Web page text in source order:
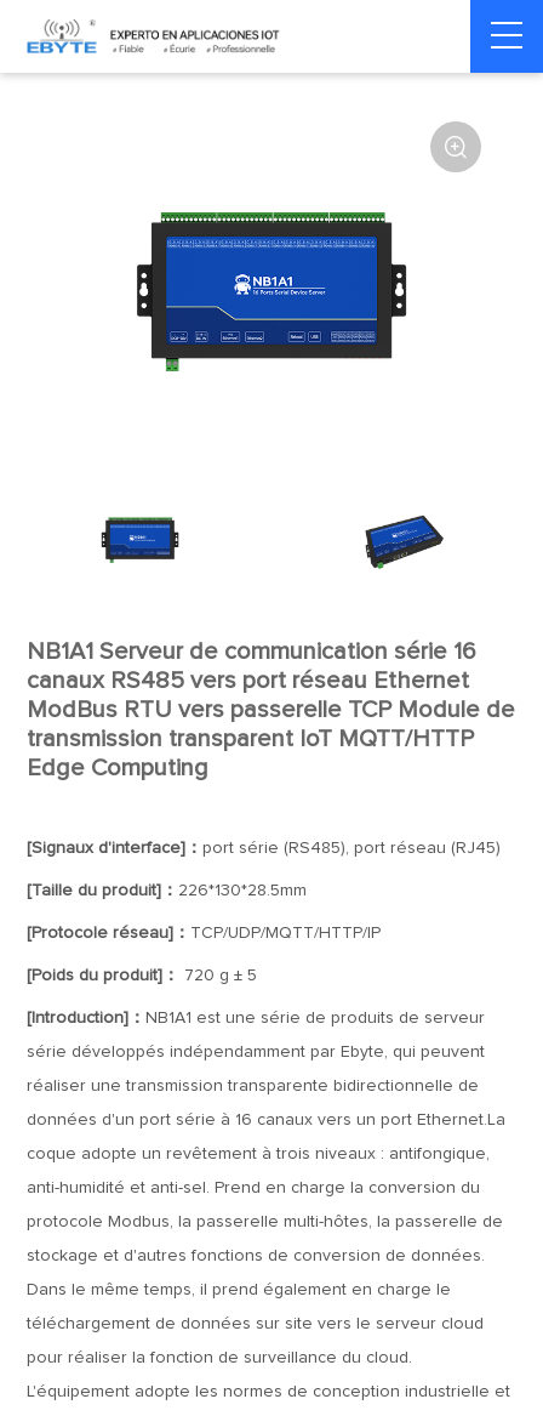
Home > Modem > Serial server/Ethernet Multi-serial server

NB1A1 Serveur de communication série 16
canaux RS485 vers port réseau Ethernet
ModBus RTU vers passerelle TCP Module de
transmission transparent IoT MQTT/HTTP
Edge Computing
[Signaux d'interface]：port série (RS485), port réseau (RJ45)
[Taille du produit]： 226*130*28.5mm
[Protocole réseau]： TCP/UDP/MQTT/HTTP/IP
[Poids du produit]： 720 g ± 5
[Introduction]： NB1A1 est une série de produits de serveur
série développés indépendamment par Ebyte, qui peuvent
réaliser une transmission transparente bidirectionnelle de
données d'un port série à 16 canaux vers un port Ethernet.La
coque adopte un revêtement à trois niveaux : antifongique,
anti-humidité et anti-sel. Prend en charge la conversion du
protocole Modbus, la passerelle multi-hôtes, la passerelle de
stockage et d'autres fonctions de conversion de données.
Dans le même temps, il prend également en charge le
téléchargement de données sur site vers le serveur cloud
pour réaliser la fonction de surveillance du cloud.
L'équipement adopte les normes de conception industrielle et